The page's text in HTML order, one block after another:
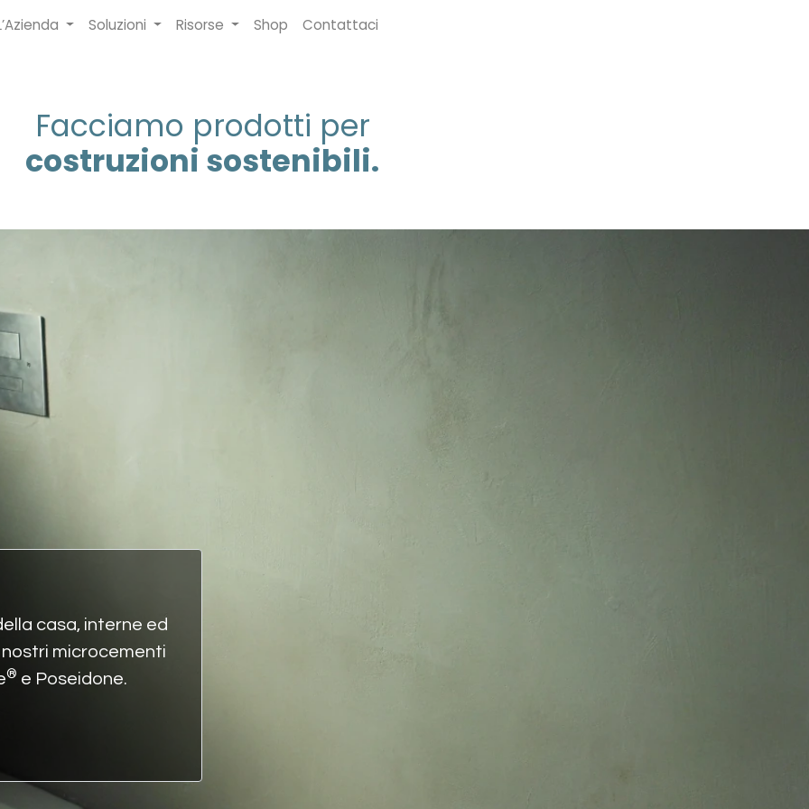
Soluzioni Risorse Shop Contattaci
Facciamo prodotti per
costruzioni sostenibili.
casa, interne ed
microcementi
® e Poseidone.